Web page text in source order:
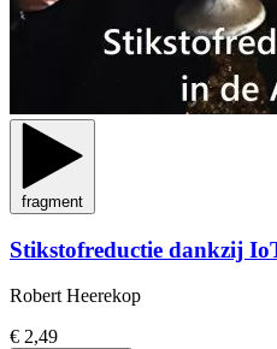
fragment
Stikstofreductie dankzij
Robert Heerekop
€ 2,49